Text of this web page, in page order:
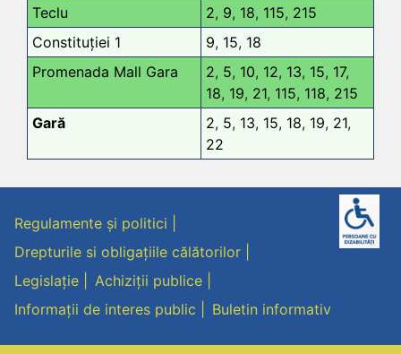
Teclu
2, 9, 18, 115, 215
Constituției 1
9, 15, 18
Promenada Mall Gara
2, 5, 10, 12, 13, 15, 17,
18, 19, 21, 115, 118, 215
Gară
2, 5, 13, 15, 18, 19, 21,
22
Regulamente și politici
Drepturile si obligațiile călătorilor
Legislație
Achiziții publice
Informații de interes public
Buletin informativ